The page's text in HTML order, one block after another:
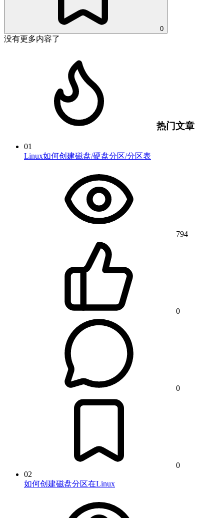
0
没有更多内容了
热门文章
01
Linux如何创建磁盘/硬盘分区/分区表
794
0
0
0
02
如何创建磁盘分区在Linux